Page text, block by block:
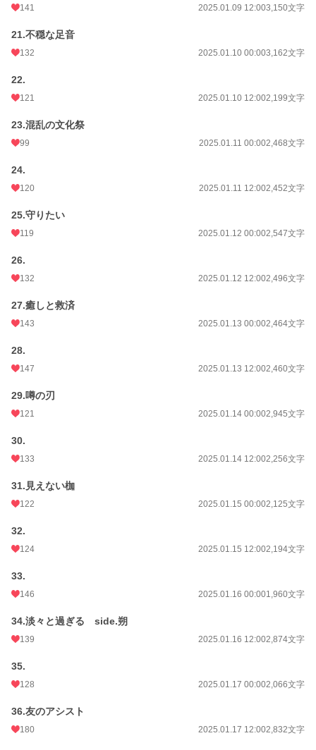
141 2025.01.09 12:003,150文字
21.不穏な足音
132 2025.01.10 00:003,162文字
22.
121 2025.01.10 12:002,199文字
23.混乱の文化祭
99 2025.01.11 00:002,468文字
24.
120 2025.01.11 12:002,452文字
25.守りたい
119 2025.01.12 00:002,547文字
26.
132 2025.01.12 12:002,496文字
27.癒しと救済
143 2025.01.13 00:002,464文字
28.
147 2025.01.13 12:002,460文字
29.噂の刃
121 2025.01.14 00:002,945文字
30.
133 2025.01.14 12:002,256文字
31.見えない枷
122 2025.01.15 00:002,125文字
32.
124 2025.01.15 12:002,194文字
33.
146 2025.01.16 00:001,960文字
34.淡々と過ぎる side.朔
139 2025.01.16 12:002,874文字
35.
128 2025.01.17 00:002,066文字
36.友のアシスト
180 2025.01.17 12:002,832文字